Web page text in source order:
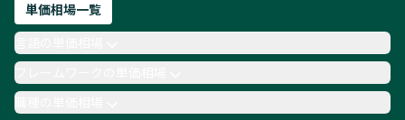
単価相場一覧
職種の単価相場